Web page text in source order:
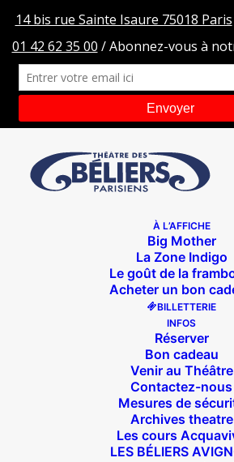
À L’AFFICHE
Big Mother
La Zone Indigo
Le goût de la
Acheter un bon
BILLETTERIE
INFOS
Réserver
Bon cadeau
Venir au Théâtre
Contactez-nous
Mesures de
Archives theatre
Les cours
LES BÉLIERS
Aida Asgharzadeh-7
Les grenouilles du Baïkal